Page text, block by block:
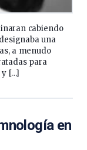
cabiendo
una
a menudo
para
y […]
en